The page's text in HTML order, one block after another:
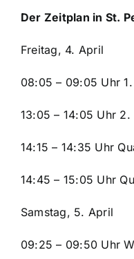
Der Zeitplan in St.
Freitag, 4. April
08:05 – 09:05 Uhr
13:05 – 14:05 Uhr 2.
14:15 – 14:35 Uhr
14:45 – 15:05 Uhr
Samstag, 5. April
09:25 – 09:50 Uhr